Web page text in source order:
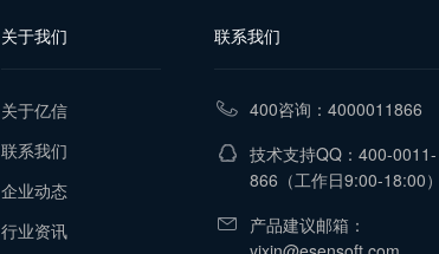
关于我们
关于亿信
联系我们
企业动态
行业资讯
联系我们
400咨询：4000011866
技术支持QQ：400-0011-
866 （工作日9:00-18:00）
产品建议邮箱：